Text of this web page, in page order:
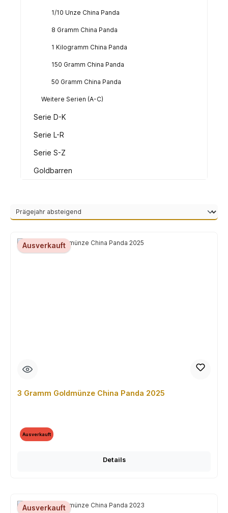
1/10 Unze China Panda
8 Gramm China Panda
1 Kilogramm China Panda
150 Gramm China Panda
50 Gramm China Panda
Weitere Serien (A-C)
Serie D-K
Serie L-R
Serie S-Z
Goldbarren
Ausverkauft
3 Gramm Goldmünze China Panda 2025
Ausverkauft
Details
Ausverkauft